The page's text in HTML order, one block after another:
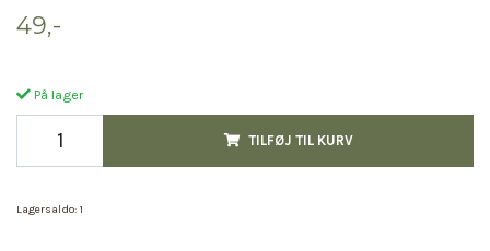
49,-
På lager
TILFØJ TIL KURV
Lagersaldo: 1